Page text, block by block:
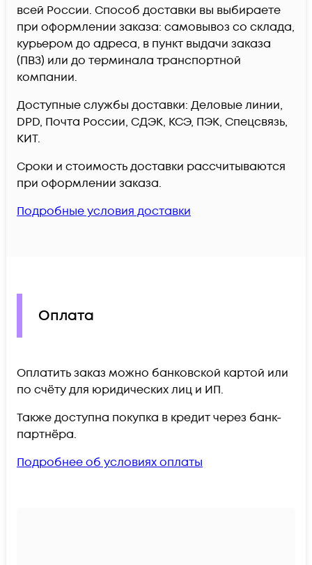
всей России. Способ доставки вы выбираете
при оформлении заказа: самовывоз со склада,
курьером до адреса, в пункт выдачи заказа
(ПВЗ) или до терминала транспортной
компании.
Доступные службы доставки: Деловые линии,
DPD, Почта России, СДЭК, КСЭ, ПЭК, Спецсвязь,
КИТ.
Сроки и стоимость доставки рассчитываются
при оформлении заказа.
Подробные условия доставки
Оплата
Оплатить заказ можно банковской картой или
по счёту для юридических лиц и ИП.
Также доступна покупка в кредит через банк-
партнёра.
Подробнее об условиях оплаты